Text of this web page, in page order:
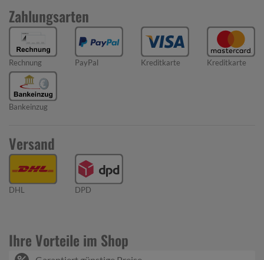
Zahlungsarten
Rechnung PayPal Kreditkarte Kreditkarte
Bankeinzug
Versand
DHL DPD
Ihre Vorteile im Shop